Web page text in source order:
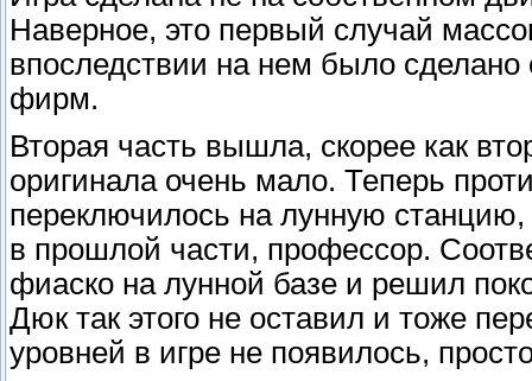
Наверное, это первый случай
впоследствии на нем было сделано
фирм.
Вторая часть вышла, скорее как
оригинала очень мало. Теперь
переключилось на лунную
в прошлой части, профессор.
фиаско на лунной базе и решил
Дюк так этого не оставил и тоже
уровней в игре не появилось,